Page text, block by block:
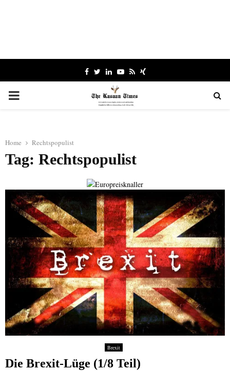
Facebook
TwitterLinkedinYoutube
RssXing
PRIMARY
Home Rechtspopulist
Tag: Rechtspopulist
Brexit
Die Brexit-Lüge (1/8 Teil)